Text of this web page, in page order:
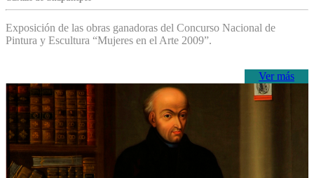
Exposición de las obras ganadoras del Concurso Nacional de
Pintura y Escultura “Mujeres en el Arte 2009”.
Ver más